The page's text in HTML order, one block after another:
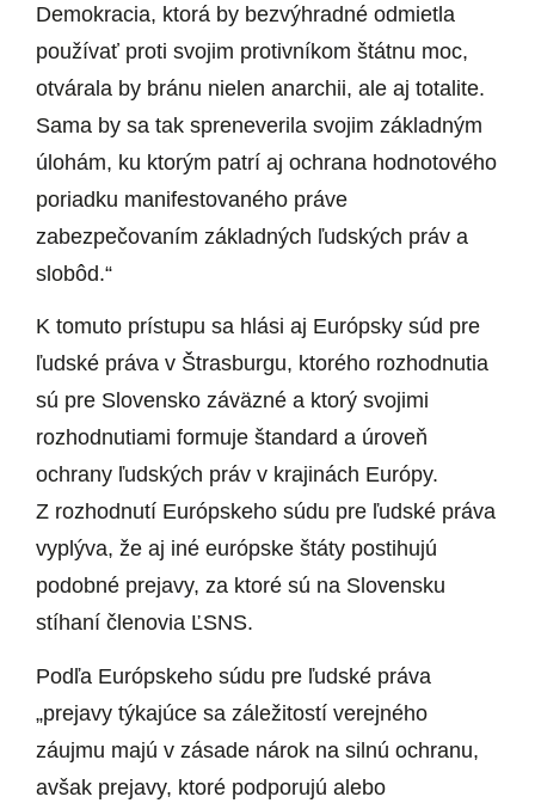
Demokracia, ktorá by bezvýhradné odmietla
používať proti svojim protivníkom štátnu moc,
otvárala by bránu nielen anarchii, ale aj totalite.
Sama by sa tak spreneverila svojim základným
úlohám, ku ktorým patrí aj ochrana hodnotového
poriadku manifestovaného práve
zabezpečovaním základných ľudských práv a
slobôd.“
K tomuto prístupu sa hlási aj Európsky súd pre
ľudské práva v Štrasburgu, ktorého rozhodnutia
sú pre Slovensko záväzné a ktorý svojimi
rozhodnutiami formuje štandard a úroveň
ochrany ľudských práv v krajinách Európy.
Z rozhodnutí Európskeho súdu pre ľudské práva
vyplýva, že aj iné európske štáty postihujú
podobné prejavy, za ktoré sú na Slovensku
stíhaní členovia ĽSNS.
Podľa Európskeho súdu pre ľudské práva
„prejavy týkajúce sa záležitostí verejného
záujmu majú v zásade nárok na silnú ochranu,
avšak prejavy, ktoré podporujú alebo